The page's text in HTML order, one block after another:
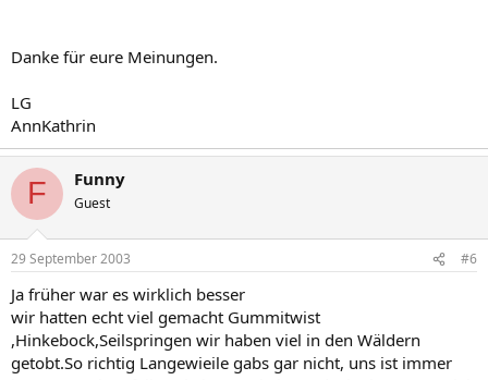
Danke für eure Meinungen.
LG
AnnKathrin
F Funny
Guest
29 September 2003 #6
Ja früher war es wirklich besser
wir hatten echt viel gemacht Gummitwist
,Hinkebock,Seilspringen wir haben viel in den Wäldern
getobt.So richtig Langewieile gabs gar nicht, uns ist immer